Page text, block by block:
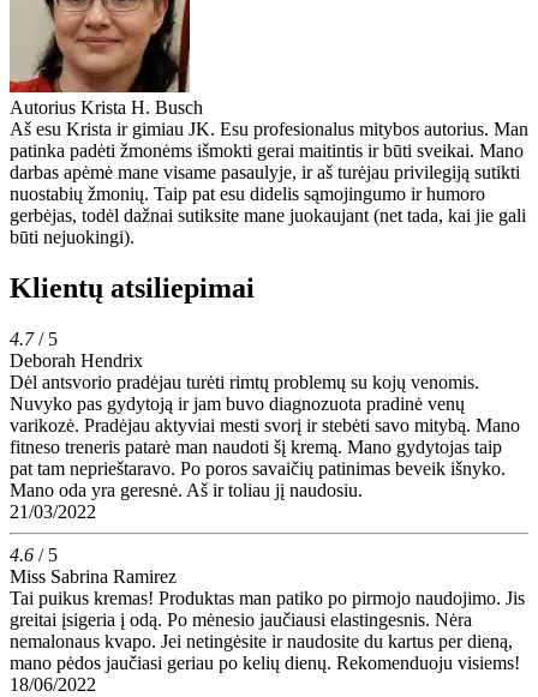
Autorius Krista H. Busch
Aš esu Krista ir gimiau JK. Esu profesionalus mitybos autorius. Man
patinka padėti žmonėms išmokti gerai maitintis ir būti sveikai. Mano
darbas apėmė mane visame pasaulyje, ir aš turėjau privilegiją sutikti
nuostabių žmonių. Taip pat esu didelis sąmojingumo ir humoro
gerbėjas, todėl dažnai sutiksite mane juokaujant (net tada, kai jie gali
būti nejuokingi).
Klientų atsiliepimai
4.7/ 5
Deborah Hendrix
Dėl antsvorio pradėjau turėti rimtų problemų su kojų venomis.
Nuvyko pas gydytoją ir jam buvo diagnozuota pradinė venų
varikozė. Pradėjau aktyviai mesti svorį ir stebėti savo mitybą. Mano
fitneso treneris patarė man naudoti šį kremą. Mano gydytojas taip
pat tam neprieštaravo. Po poros savaičių patinimas beveik išnyko.
Mano oda yra geresnė. Aš ir toliau jį naudosiu.
21/03/2022
4.6 / 5
Miss Sabrina Ramirez
Tai puikus kremas! Produktas man patiko po pirmojo naudojimo. Jis
greitai įsigeria į odą. Po mėnesio jaučiausi elastingesnis. Nėra
nemalonaus kvapo. Jei netingėsite ir naudosite du kartus per dieną,
mano pėdos jaučiasi geriau po kelių dienų. Rekomenduoju visiems!
18/06/2022